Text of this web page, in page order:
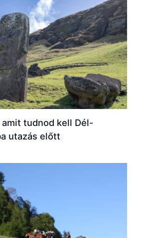
amit tudnod kell Dél-
utazás előtt